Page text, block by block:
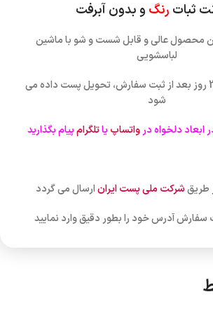
ثبات رنگ و بدون آبرفت
محصول عالی و قابل شست و شو با ماشین
لباسشویی
سفارشات دوخت 20 روز بعد از ثبت سفارش، تحویل پست داده می
شود
ابعاد دلخواه درواتساپ یاتلگرامپیام بگذارید
طریقشرکت ملی پست ایرانارسال می گردد
سفارش آدرس خود را بطور دقیق وارد نمایید